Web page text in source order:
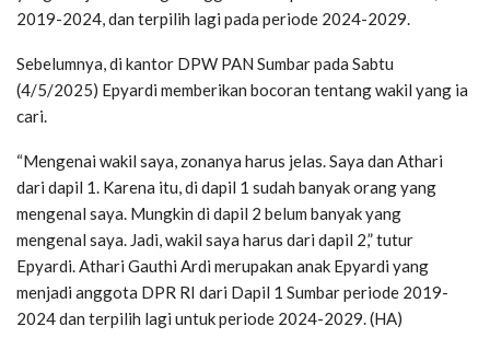
2019-2024, dan terpilih lagi pada periode 2024-2029.
Sebelumnya, di kantor DPW PAN Sumbar pada Sabtu
(4/5/2025) Epyardi memberikan bocoran tentang wakil yang ia
cari.
“Mengenai wakil saya, zonanya harus jelas. Saya dan Athari
dari dapil 1. Karena itu, di dapil 1 sudah banyak orang yang
mengenal saya. Mungkin di dapil 2 belum banyak yang
mengenal saya. Jadi, wakil saya harus dari dapil 2,” tutur
Epyardi. Athari Gauthi Ardi merupakan anak Epyardi yang
menjadi anggota DPR RI dari Dapil 1 Sumbar periode 2019-
2024 dan terpilih lagi untuk periode 2024-2029. (HA)